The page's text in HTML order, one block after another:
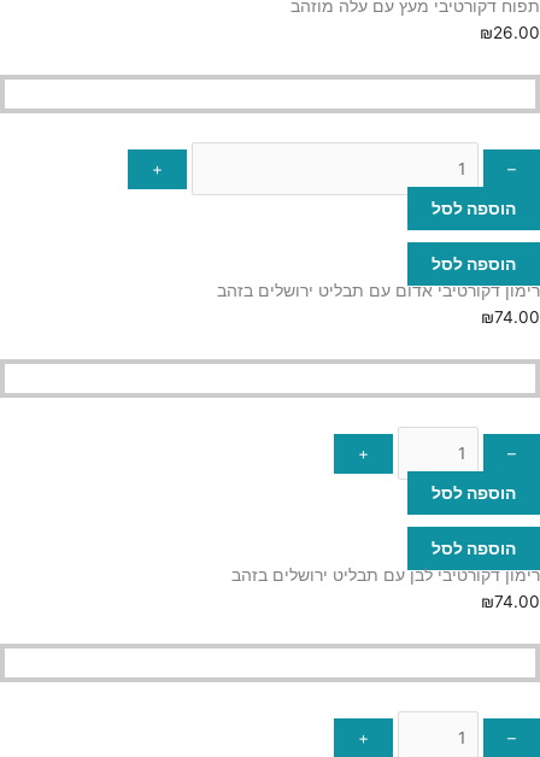
תפוח דקורטיבי מעץ עם עלה מוזהב
₪26.00
–
+
הוספה לסל
הוספה לסל
רימון דקורטיבי אדום עם תבליט ירושלים בזהב
₪74.00
–
+
הוספה לסל
הוספה לסל
רימון דקורטיבי לבן עם תבליט ירושלים בזהב
₪74.00
–
+